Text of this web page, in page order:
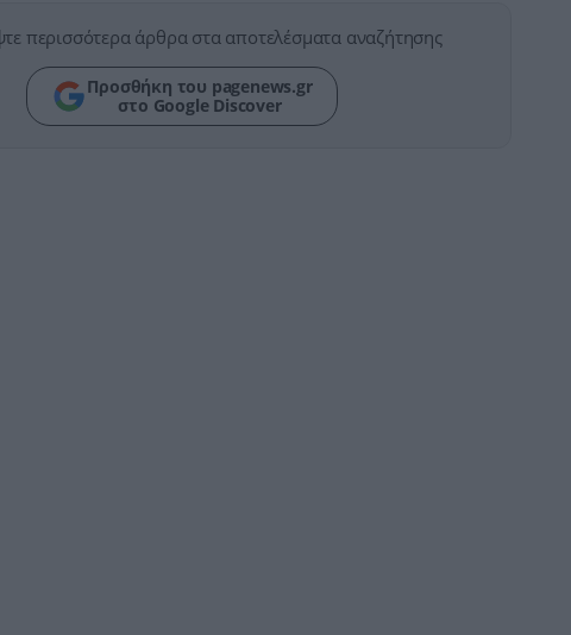
περισσότερα άρθρα στα αποτελέσματα αναζήτησης
Προσθήκη του pagenews.gr
στο Google Discover